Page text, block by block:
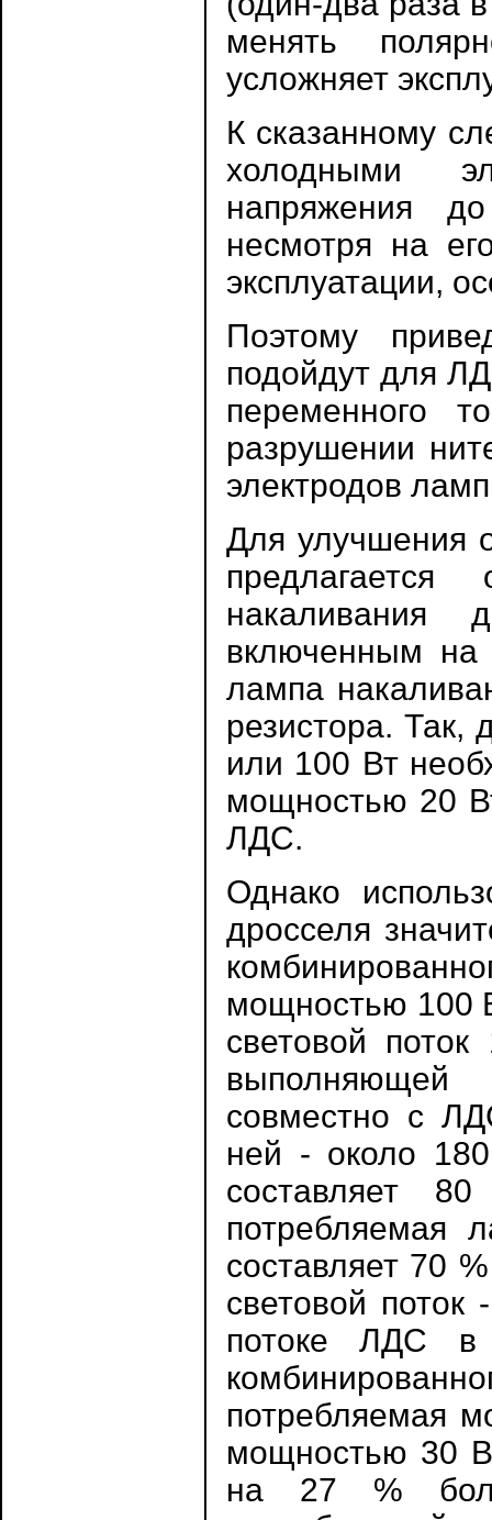
менять
усложняет
К сказанному
холодными
напряжения
несмотря на
эксплуатации,
Поэтому
подойдут для
переменного
разрушении
электродов
Для улучшения
накаливания
включенным на
лампа
резистора.
или 100 Вт
мощностью 20
ЛДС.
Однако
дросселя
мощностью 100
световой
выполняющей
совместно с
ней - около
составляет
потребляемая
составляет 70
световой
потоке ЛДС в
потребляемая
мощностью 30
на 27 %